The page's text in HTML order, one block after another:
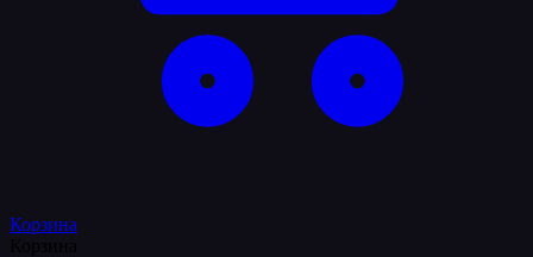
Корзина